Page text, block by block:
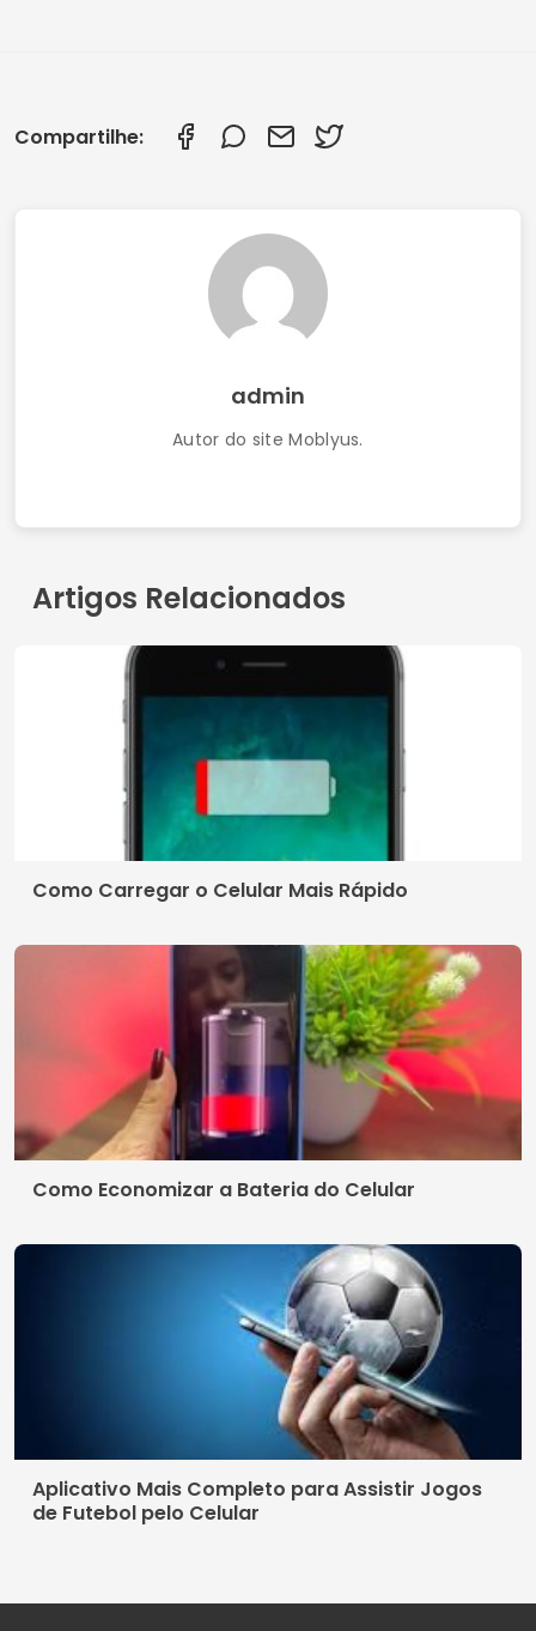
Compartilhe:
admin
Autor do site Moblyus.
Artigos Relacionados
Como Carregar o Celular Mais Rápido
Como Economizar a Bateria do Celular
Aplicativo Mais Completo para Assistir Jogos
de Futebol pelo Celular